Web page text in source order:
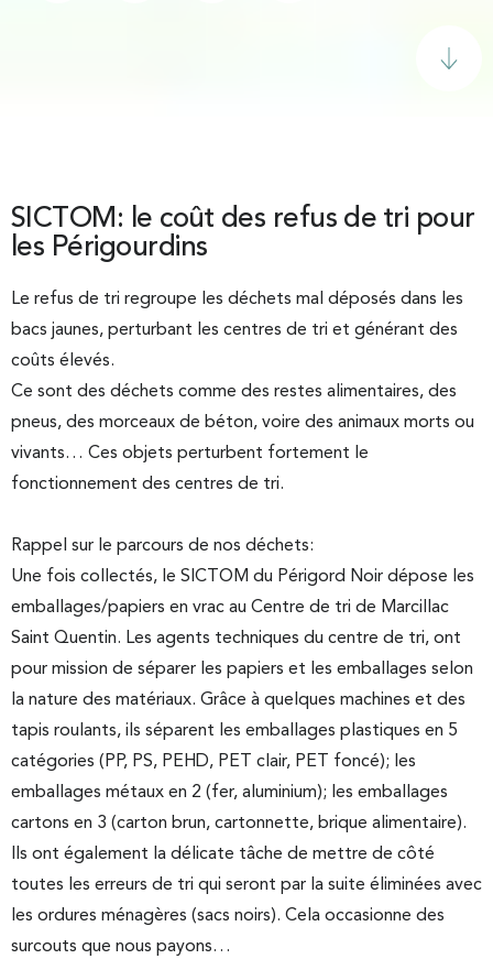
SICTOM: le coût des refus de tri pour
les Périgourdins
Le refus de tri regroupe les déchets mal déposés dans les
bacs jaunes, perturbant les centres de tri et générant des
coûts élevés.
Ce sont des déchets comme des restes alimentaires, des
pneus, des morceaux de béton, voire des animaux morts ou
vivants… Ces objets perturbent fortement le
fonctionnement des centres de tri.
Rappel sur le parcours de nos déchets:
Une fois collectés, le SICTOM du Périgord Noir dépose les
emballages/papiers en vrac au Centre de tri de Marcillac
Saint Quentin. Les agents techniques du centre de tri, ont
pour mission de séparer les papiers et les emballages selon
la nature des matériaux. Grâce à quelques machines et des
tapis roulants, ils séparent les emballages plastiques en 5
catégories (PP, PS, PEHD, PET clair, PET foncé); les
emballages métaux en 2 (fer, aluminium); les emballages
cartons en 3 (carton brun, cartonnette, brique alimentaire).
Ils ont également la délicate tâche de mettre de côté
toutes les erreurs de tri qui seront par la suite éliminées avec
les ordures ménagères (sacs noirs). Cela occasionne des
surcouts que nous payons…